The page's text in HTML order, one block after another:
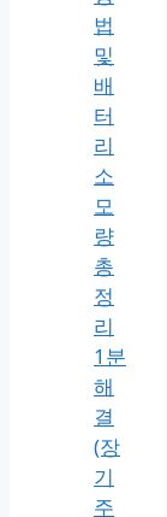
법
및
배
터
리
소
모
량
총
정
리
1분
해
결
(장
기
주